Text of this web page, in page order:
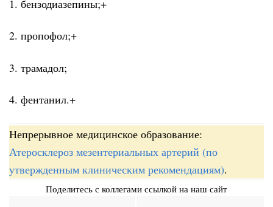
1. бензодиазепины;+
2. пропофол;+
3. трамадол;
4. фентанил.+
Непрерывное медицинское образование:
Атеросклероз мезентериальных артерий (по
утвержденным клиническим рекомендациям).
Поделитесь с коллегами ссылкой на наш сайт